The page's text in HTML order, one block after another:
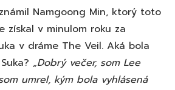
Namgoong Min, ktorý toto
získal v minulom roku za
v dráme The Veil. Aká bola
„Dobrý večer, som Lee
umrel, kým bola vyhlásená